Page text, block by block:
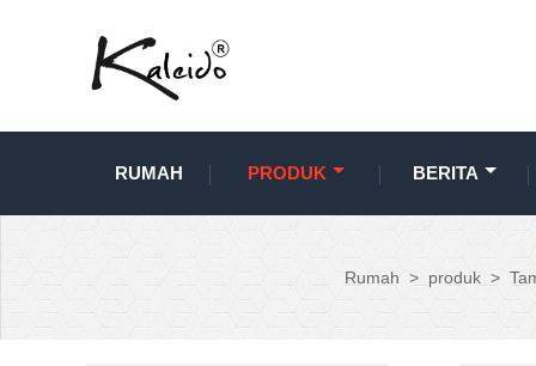
RUMAH PRODUK BERITA
Rumah > produk >